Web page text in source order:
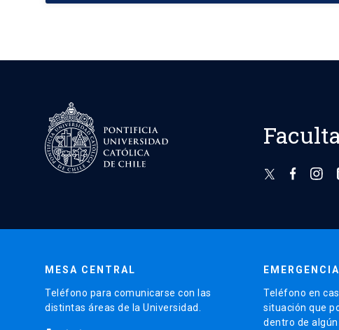
MESA CENTRAL
Teléfono para comunicarse con las
distintas áreas de la Universidad.
Teléfono en
situación que
dentro de algún